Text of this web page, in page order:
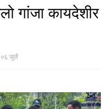
गांजा कायदेशीर
०६ जुलै